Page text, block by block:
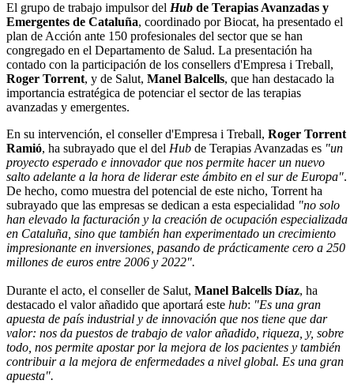
El grupo de trabajo impulsor del Hub de Terapias Avanzadas y
Emergentes de Cataluña, coordinado por Biocat, ha presentado el
plan de Acción ante 150 profesionales del sector que se han
congregado en el Departamento de Salud. La presentación ha
contado con la participación de los consellers d'Empresa i Treball,
Roger Torrent, y de Salut, Manel Balcells, que han destacado la
importancia estratégica de potenciar el sector de las terapias
avanzadas y emergentes.
En su intervención, el conseller d'Empresa i Treball, Roger Torrent
Ramió, ha subrayado que el del Hub de Terapias Avanzadas es "un
proyecto esperado e innovador que nos permite hacer un nuevo
salto adelante a la hora de liderar este ámbito en el sur de Europa".
De hecho, como muestra del potencial de este nicho, Torrent ha
subrayado que las empresas se dedican a esta especialidad "no solo
han elevado la facturación y la creación de ocupación especializada
en Cataluña, sino que también han experimentado un crecimiento
impresionante en inversiones, pasando de prácticamente cero a 250
millones de euros entre 2006 y 2022".
Durante el acto, el conseller de Salut, Manel Balcells Díaz, ha
destacado el valor añadido que aportará este hub: "Es una gran
apuesta de país industrial y de innovación que nos tiene que dar
valor: nos da puestos de trabajo de valor añadido, riqueza, y, sobre
todo, nos permite apostar por la mejora de los pacientes y también
contribuir a la mejora de enfermedades a nivel global. Es una gran
apuesta".